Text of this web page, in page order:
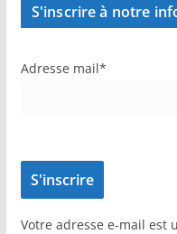
S'inscrire à notre
Adresse mail*
Votre adresse e-mail est